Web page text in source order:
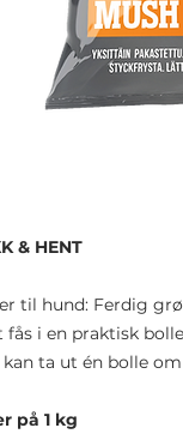
& HENT
til hund: Ferdig
fås i en praktisk
kan ta ut én bolle
på 1 kg